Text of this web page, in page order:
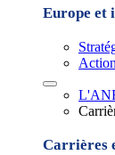
Europe et
Carrières